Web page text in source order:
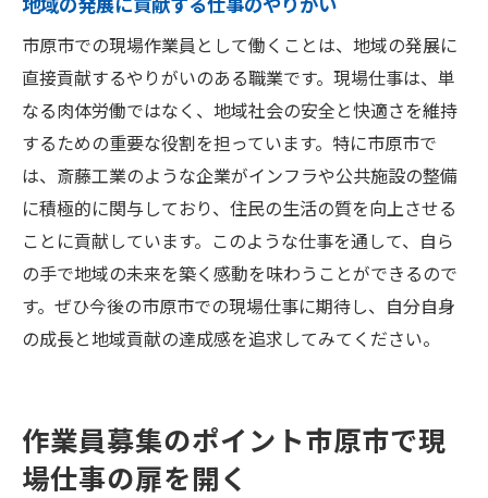
市原市での現場作業員として働くことは、地域の発展に
直接貢献するやりがいのある職業です。現場仕事は、単
なる肉体労働ではなく、地域社会の安全と快適さを維持
するための重要な役割を担っています。特に市原市で
は、斎藤工業のような企業がインフラや公共施設の整備
に積極的に関与しており、住民の生活の質を向上させる
ことに貢献しています。このような仕事を通して、自ら
の手で地域の未来を築く感動を味わうことができるので
す。ぜひ今後の市原市での現場仕事に期待し、自分自身
の成長と地域貢献の達成感を追求してみてください。
作業員募集のポイント市原市で現
場仕事の扉を開く